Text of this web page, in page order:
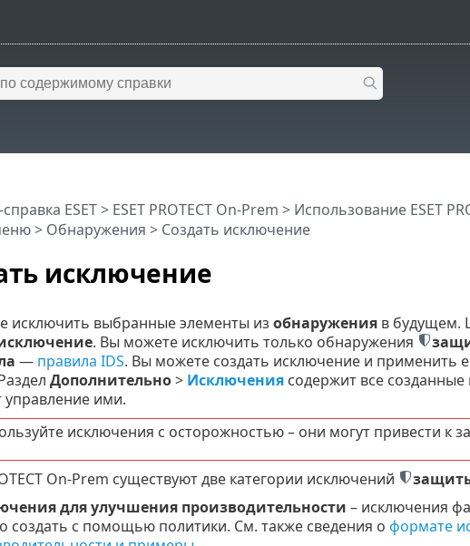
исключение
ESET> ESET PROTECT On-Prem > Использование ESET
> Обнаружения > Создать исключение
исключить выбранные элементы из обнаруженияв будущем.
. Вы можете исключить только обнаружения
— правила IDS. Вы можете создать исключение и применить
Дополнительно> Исключениясодержит все
ими.
исключения с осторожностью – они могут привести к
On-Prem существуют две категории исключений
для улучшения производительности – исключения
создать с помощью политики. См. также сведения о формате